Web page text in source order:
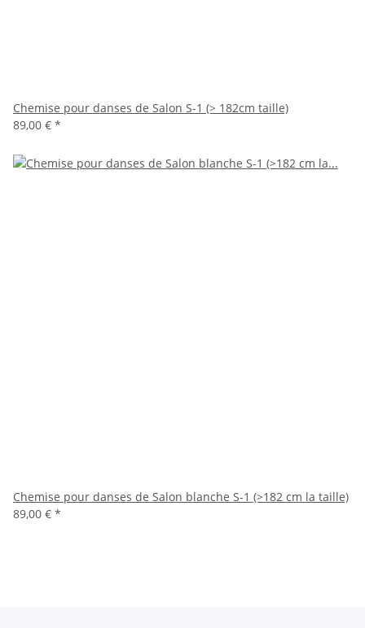
Chemise pour danses de Salon S-1 (> 182cm taille)
89,00 € *
Chemise pour danses de Salon blanche S-1 (>182 cm la taille)
89,00 € *